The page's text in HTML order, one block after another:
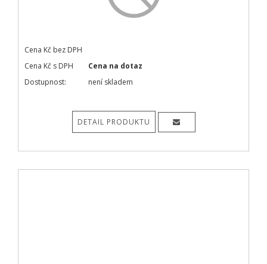
Cena Kč bez DPH
Cena Kč s DPH
Cena na dotaz
Dostupnost:
není skladem
DETAIL PRODUKTU